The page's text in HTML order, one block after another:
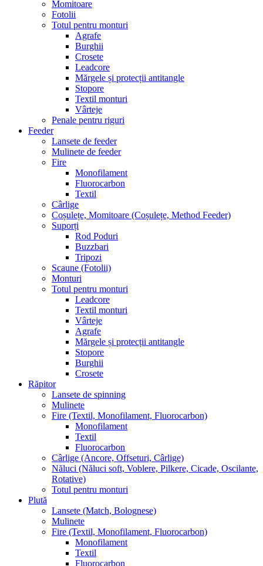
Momitoare
Fotolii
Totul pentru monturi
Agrafe
Burghii
Crosete
Leadcore
Mărgele și protecții antitangle
Stopore
Textil monturi
Vârteje
Penale pentru riguri
Feeder
Lansete de feeder
Mulinete de feeder
Fire
Monofilament
Fluorocarbon
Textil
Cârlige
Coșulețe, Momitoare (Coșulețe, Method Feeder)
Suporți
Rod Poduri
Buzzbari
Tripozi
Scaune (Fotolii)
Monturi
Totul pentru monturi
Leadcore
Textil monturi
Vârteje
Agrafe
Mărgele și protecții antitangle
Stopore
Burghii
Crosete
Răpitor
Lansete de spinning
Mulinete
Fire (Textil, Monofilament, Fluorocarbon)
Monofilament
Textil
Fluorocarbon
Cârlige (Ancore, Offseturi, Cârlige)
Năluci (Năluci soft, Voblere, Pilkere, Cicade, Oscilante,
Rotative)
Totul pentru monturi
Plută
Lansete (Match, Bolognese)
Mulinete
Fire (Textil, Monofilament, Fluorocarbon)
Monofilament
Textil
Fluorocarbon